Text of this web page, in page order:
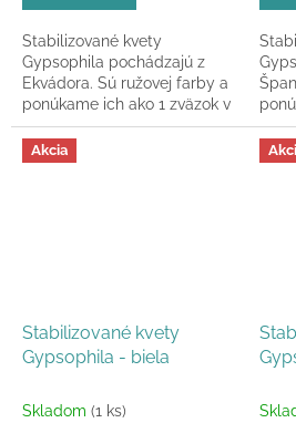
5
hviezdičiek.
Stabilizované kvety
Gypsophila pochádzajú z
Ekvádora. Sú ružovej farby a
ponúkame ich ako 1 zväzok v
celkovej dĺžke 60-65 cm.
5
Akcia
Stabilizované kvety
Gypsophila - biela
Skladom (1 ks)